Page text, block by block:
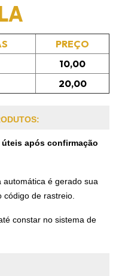
PREÇO
10,00
20,00
após confirmação
é gerado sua
de rastreio.
constar no sistema de